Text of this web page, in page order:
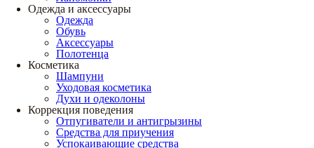
Одежда и аксессуары
Одежда
Обувь
Аксессуары
Полотенца
Косметика
Шампуни
Уходовая косметика
Духи и одеколоны
Коррекция поведения
Отпугиватели и антигрызины
Средства для приучения
Успокаивающие средства